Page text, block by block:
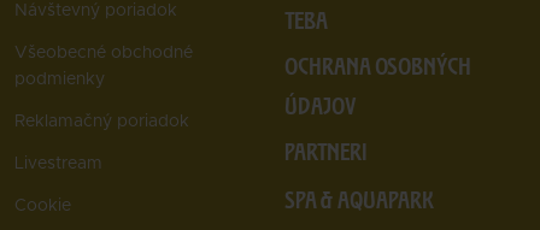
Návštevný poriadok
Všeobecné obchodné
podmienky
Reklamačný poriadok
Livestream
Cookie
TEBA
OCHRANA OSOBNÝCH
ÚDAJOV
PARTNERI
SPA & AQUAPARK